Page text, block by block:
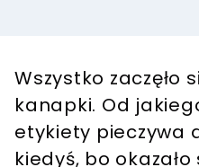
Wszystko zaczęło
kanapki. Od
etykiety pieczywa
kiedyś, bo